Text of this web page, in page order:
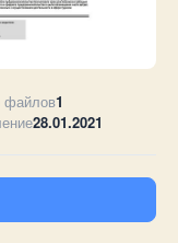
файлов1
28.01.2021